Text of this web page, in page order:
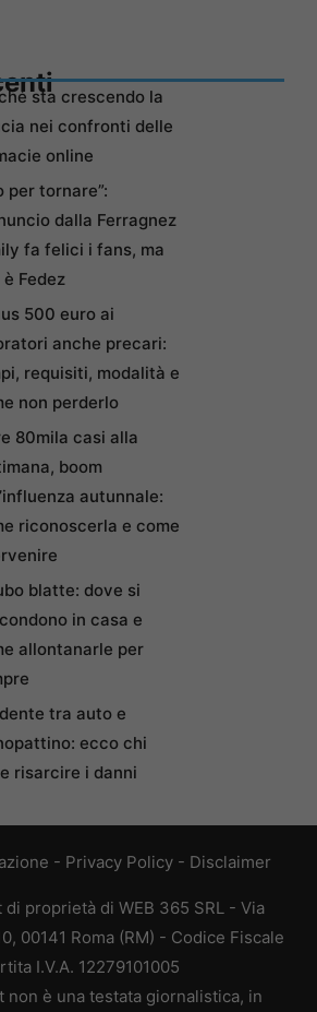
sta crescendo la
nei confronti delle
online
per tornare”:
dalla Ferragnez
fa felici i fans, ma
è Fedez
500 euro ai
anche precari:
requisiti, modalità e
non perderlo
80mila casi alla
boom
autunnale:
riconoscerla e come
blatte: dove si
in casa e
allontanarle per
tra auto e
ecco chi
risarcire i danni
- Privacy Policy - Disclaimer
proprietà di WEB 365 SRL - Via
00141 Roma (RM) - Codice Fiscale
I.V.A. 12279101005
non è una testata giornalistica, in